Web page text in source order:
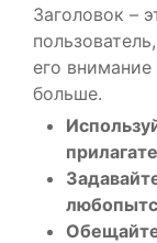
Заголовок –
его
больше.